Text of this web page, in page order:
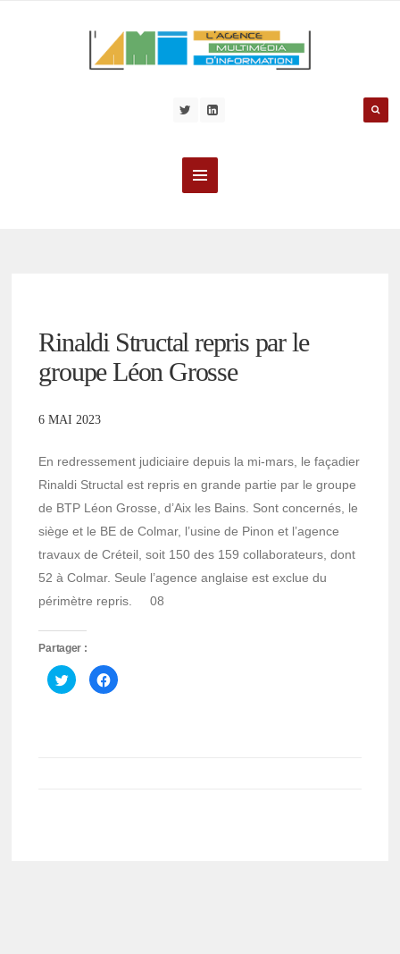
Rinaldi Structal repris par le
groupe Léon Grosse
6 MAI 2023
En redressement judiciaire depuis la mi-mars, le façadier
Rinaldi Structal est repris en grande partie par le groupe
de BTP Léon Grosse, d’Aix les Bains. Sont concernés, le
siège et le BE de Colmar, l’usine de Pinon et l’agence
travaux de Créteil, soit 150 des 159 collaborateurs, dont
52 à Colmar. Seule l’agence anglaise est exclue du
périmètre repris. 08
Partager :
Cliquez
pour
partager
Cliquez
pour